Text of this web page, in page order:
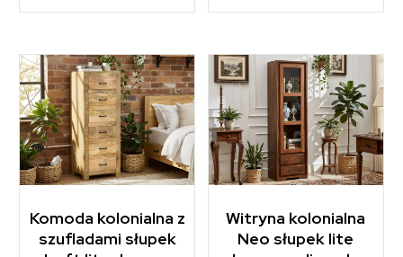
Komoda kolonialna z
szufladami słupek
Witryna kolonialna
Neo słupek lite